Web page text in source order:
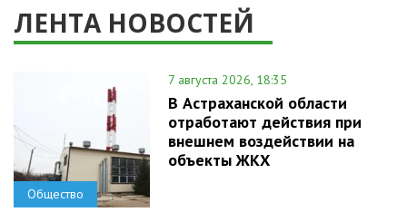
ЛЕНТА НОВОСТЕЙ
Общество
7 августа 2026, 18:35
В Астраханской области
отработают действия при
внешнем воздействии на
объекты ЖКХ